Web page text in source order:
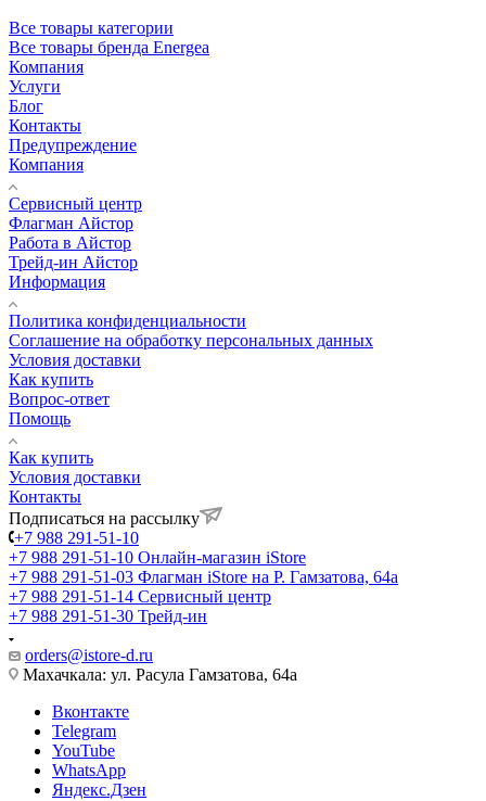
Все товары категории
Все товары бренда Energea
Компания
Услуги
Блог
Контакты
Предупреждение
Компания
Сервисный центр
Флагман Айстор
Работа в Айстор
Трейд-ин Айстор
Информация
Политика конфиденциальности
Соглашение на обработку персональных данных
Условия доставки
Как купить
Вопрос-ответ
Помощь
Как купить
Условия доставки
Контакты
Подписаться на рассылку
+7 988 291-51-10
+7 988 291-51-10 Онлайн-магазин iStore
+7 988 291-51-03 Флагман iStore на Р. Гамзатова, 64а
+7 988 291-51-14 Сервисный центр
+7 988 291-51-30 Трейд-ин
orders@istore-d.ru
Махачкала: ул. Расула Гамзатова, 64а
Вконтакте
Telegram
YouTube
WhatsApp
Яндекс.Дзен